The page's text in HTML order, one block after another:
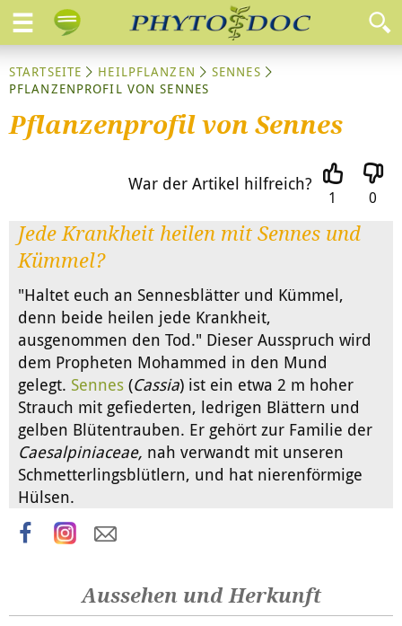
STARTSEITE HEILPFLANZEN
SENNES
PFLANZENPROFIL VON SENNES
Pflanzenprofil von Sennes
War der Artikel hilfreich?
1 0
Jede Krankheit heilen mit Sennes und
Kümmel?
"Haltet euch an Sennesblätter und Kümmel,
denn beide heilen jede Krankheit,
ausgenommen den Tod." Dieser Ausspruch wird
dem Propheten Mohammed in den Mund
gelegt. Sennes (Cassia) ist ein etwa 2 m hoher
Strauch mit gefiederten, ledrigen Blättern und
gelben Blütentrauben. Er gehört zur Familie der
Caesalpiniaceae, nah verwandt mit unseren
Schmetterlingsblütlern, und hat nierenförmige
Hülsen.
Aussehen und Herkunft